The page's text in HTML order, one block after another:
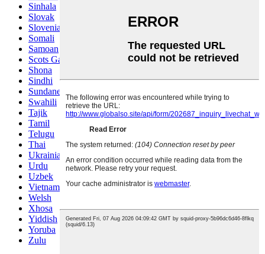
Sinhala
Slovak
Slovenian
Somali
Samoan
Scots Gaelic
Shona
Sindhi
Sundanese
Swahili
Tajik
Tamil
Telugu
Thai
Ukrainian
Urdu
Uzbek
Vietnamese
Welsh
Xhosa
Yiddish
Yoruba
Zulu